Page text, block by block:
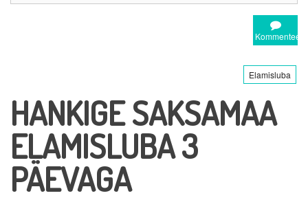
Kommenteeri
Elamisluba
HANKIGE SAKSAMAA
ELAMISLUBA 3
PÄEVAGA